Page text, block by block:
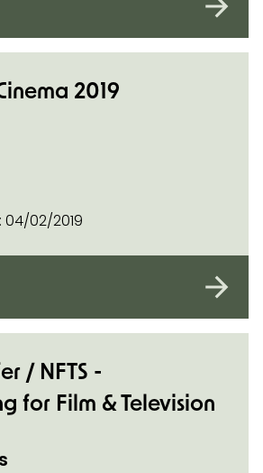
2019
04/02/2019
/ NFTS -
for Film & Television